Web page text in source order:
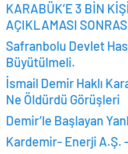
KARABÜK’E 3 BİN
AÇIKLAMASI
Safranbolu Devlet
Büyütülmeli.
İsmail Demir Haklı
Ne Öldürdü Görüşleri
Demir’le Başlayan
Kardemir- Enerji A.Ş.